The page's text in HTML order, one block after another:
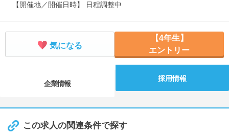
【開催地／開催日時】 日程調整中
気になる
【4年生】
エントリー
企業情報
採用情報
この求人の関連条件で探す